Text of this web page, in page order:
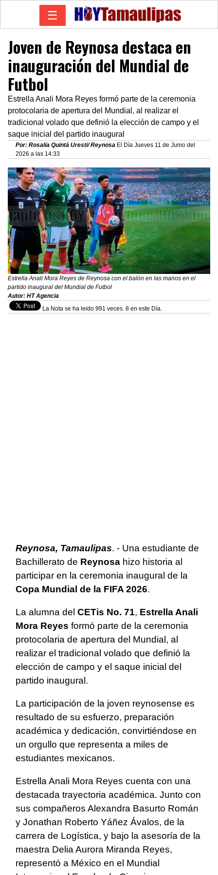
☰
Joven de Reynosa destaca en
inauguración del Mundial de
Futbol
Estrella Anali Mora Reyes formó parte de la ceremonia
protocolaria de apertura del Mundial, al realizar el
tradicional volado que definió la elección de campo y el
saque inicial del partido inaugural
Por: Rosalía Quintá Uresti/ Reynosa El Día Jueves 11 de Junio del
2026 a las 14:33
Estrella Anali Mora Reyes de Reynosa con el balón en las manos en el
partido inaugural del Mundial de Futbol
Autor: HT Agencia
La Nota se ha leido 991 veces. 8 en este Día.
Reynosa, Tamaulipas. - Una estudiante de
Bachillerato de Reynosa hizo historia al
participar en la ceremonia inaugural de la
Copa Mundial de la FIFA 2026.
La alumna del CETis No. 71, Estrella Anali
Mora Reyes formó parte de la ceremonia
protocolaria de apertura del Mundial, al
realizar el tradicional volado que definió la
elección de campo y el saque inicial del
partido inaugural.
La participación de la joven reynosense es
resultado de su esfuerzo, preparación
académica y dedicación, convirtiéndose en
un orgullo que representa a miles de
estudiantes mexicanos.
Estrella Anali Mora Reyes cuenta con una
destacada trayectoria académica. Junto con
sus compañeros Alexandra Basurto Román
y Jonathan Roberto Yáñez Ávalos, de la
carrera de Logística, y bajo la asesoría de la
maestra Delia Aurora Miranda Reyes,
representó a México en el Mundial